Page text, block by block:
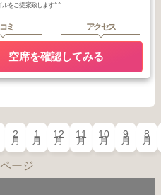
をご提案致します^ ^
ミ アクセス
空席を確認してみる
2
月
1
月
12
月
11
月
10
月
9
月
8
月
ージ